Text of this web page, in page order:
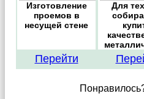
Изготовление
проемов в
несущей стене
Перейти
Для
входные